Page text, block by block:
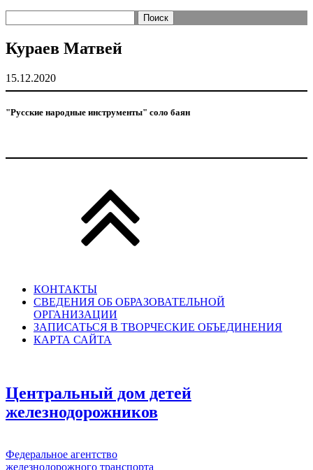
Кураев Матвей
15.12.2020
"Русские народные инструменты" соло баян
КОНТАКТЫ
СВЕДЕНИЯ ОБ ОБРАЗОВАТЕЛЬНОЙ
ОРГАНИЗАЦИИ
ЗАПИСАТЬСЯ В ТВОРЧЕСКИЕ ОБЪЕДИНЕНИЯ
КАРТА САЙТА
Центральный дом детей
железнодорожников
Федеральное агентство
железнодорожного транспорта